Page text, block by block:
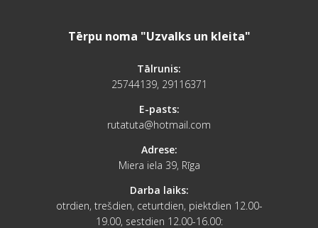
Tērpu noma "Uzvalks un kleita"
Tālrunis:
25744139, 29116371
E-pasts:
rutatuta@hotmail.com
Adrese:
Miera iela 39, Rīga
Darba laiks:
otrdien, trešdien, ceturtdien, piektdien 12.00-
19.00, sestdien 12.00-16.00: